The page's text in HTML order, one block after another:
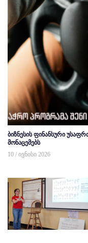
ბიზნესის ფინანსური
მონაცემებს
10 / ივნისი 2026